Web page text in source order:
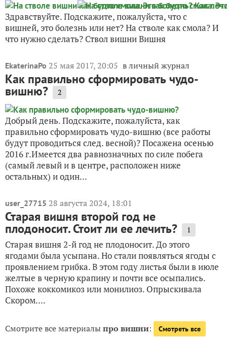
Здравствуйте. Подскажите, пожалуйста, что с
вишней, это болезнь или нет? На стволе как смола? И
что нужно сделать? Ствол вишни Вишня
EkaterinaPo 25 мая 2017, 20:05 в личный журнал
Как правильно сформировать чудо-
вишню? 2
Добрый день. Подскажите, пожалуйста, как
правильно сформировать чудо-вишню (все работы
будут проводиться след. весной)? Посажена осенью
2016 г.Имеется два равнозначных по силе побега
(самый левый и в центре, расположен ниже
остальных) и один...
user_27715 28 августа 2024, 18:01
Старая вишня второй год не
плодоносит. Стоит ли ее лечить? 1
Старая вишня 2-й год не плодоносит. До этого
ягодами была усыпана. Но стали появляться ягоды с
проявлением грибка. В этом году листья были в июле
желтые в черную крапину и почти все осыпались.
Похоже коккомикоз или монилиоз. Опрыскивала
Скором....
Смотрите все материалыпро вишни: Смотреть все